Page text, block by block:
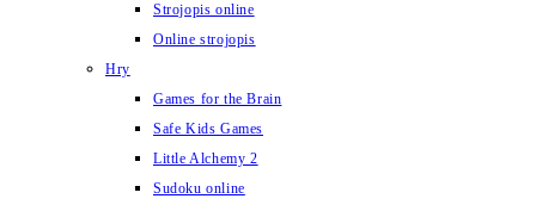
Strojopis online
Online strojopis
Hry
Games for the Brain
Safe Kids Games
Little Alchemy 2
Sudoku online